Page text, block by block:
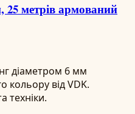
метрів армований
діаметром 6 мм
кольору від VDK.
техніки.